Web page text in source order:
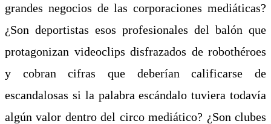
grandes negocios de las corporaciones mediáticas?
¿Son deportistas esos profesionales del balón que
protagonizan videoclips disfrazados de robothéroes
y cobran cifras que deberían calificarse de
escandalosas si la palabra escándalo tuviera todavía
algún valor dentro del circo mediático? ¿Son clubes